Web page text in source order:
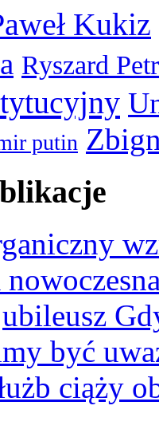
Kukiz
Ryszard
putin
być
ciąży